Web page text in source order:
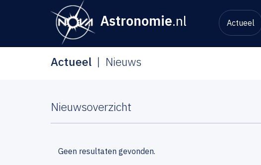
Astronomie.nl Actueel
Actueel Nieuws
Nieuwsoverzicht
Geen resultaten gevonden.